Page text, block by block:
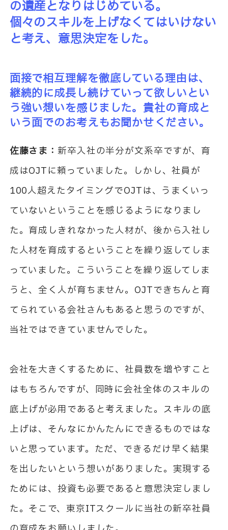
の遺産となりはじめている。
個々のスキルを上げなくてはいけない
と考え、意思決定をした。
面接で相互理解を徹底している理由は、
継続的に成長し続けていって欲しいとい
う強い想いを感じました。貴社の育成と
いう面でのお考えもお聞かせください。
佐藤さま： 新卒入社の半分が文系卒ですが、育
成はOJTに頼っていました。しかし、社員が
100人超えたタイミングでOJTは、うまくいっ
ていないということを感じるようになりまし
た。育成しきれなかった人材が、後から入社し
た人材を育成するということを繰り返してしま
っていました。こういうことを繰り返してしま
うと、全く人が育ちません。OJTできちんと育
てられている会社さんもあると思うのですが、
当社ではできていませんでした。
会社を大きくするために、社員数を増やすこと
はもちろんですが、同時に会社全体のスキルの
底上げが必用であると考えました。スキルの底
上げは、そんなにかんたんにできるものではな
いと思っています。ただ、できるだけ早く結果
を出したいという想いがありました。実現する
ためには、投資も必要であると意思決定しまし
た。そこで、東京ITスクールに当社の新卒社員